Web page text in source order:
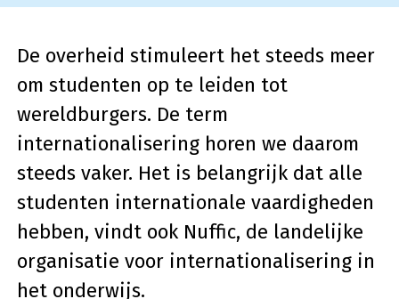
De overheid stimuleert het steeds meer
om studenten op te leiden tot
wereldburgers. De term
internationalisering horen we daarom
steeds vaker. Het is belangrijk dat alle
studenten internationale vaardigheden
hebben, vindt ook Nuffic, de landelijke
organisatie voor internationalisering in
het onderwijs.